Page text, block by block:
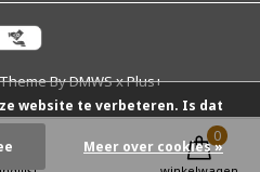
ByDMWSxPlus+
0
website te verbeteren. Is dat
Meer over cookies »